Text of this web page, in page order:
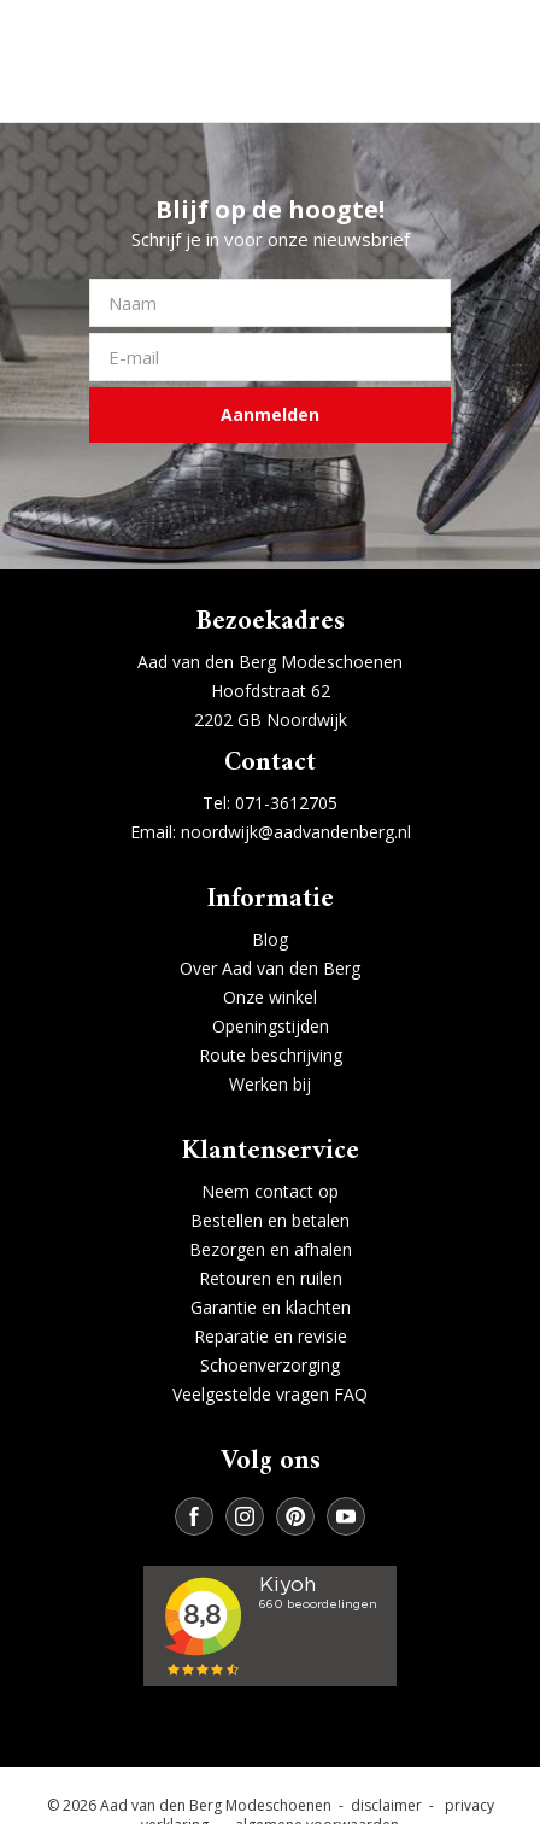
Blijf op de hoogte!
Schrijf je in voor onze nieuwsbrief
Aanmelden
Bezoekadres
Aad van den Berg Modeschoenen
Hoofdstraat 62
2202 GB Noordwijk
Contact
Tel: 071-3612705
Email: noordwijk@aadvandenberg.nl
Informatie
Blog
Over Aad van den Berg
Onze winkel
Openingstijden
Route beschrijving
Werken bij
Klantenservice
Neem contact op
Bestellen en betalen
Bezorgen en afhalen
Retouren en ruilen
Garantie en klachten
Reparatie en revisie
Schoenverzorging
Veelgestelde vragen FAQ
Volg ons
© 2026 Aad van den Berg Modeschoenen - disclaimer- privacy